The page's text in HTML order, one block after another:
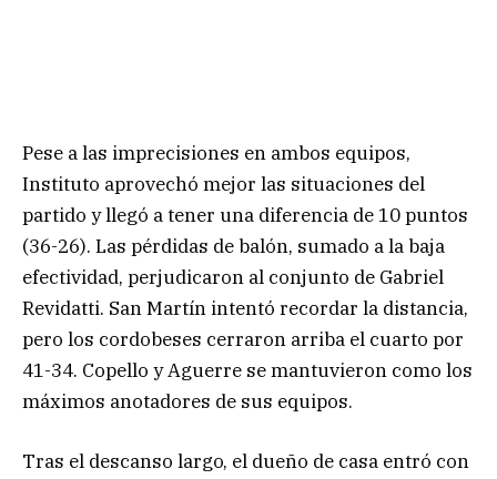
Pese a las imprecisiones en ambos equipos,
Instituto aprovechó mejor las situaciones del
partido y llegó a tener una diferencia de 10 puntos
(36-26). Las pérdidas de balón, sumado a la baja
efectividad, perjudicaron al conjunto de Gabriel
Revidatti. San Martín intentó recordar la distancia,
pero los cordobeses cerraron arriba el cuarto por
41-34. Copello y Aguerre se mantuvieron como los
máximos anotadores de sus equipos.
Tras el descanso largo, el dueño de casa entró con